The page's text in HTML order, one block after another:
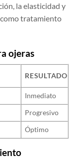
la elasticidad y
como tratamiento
ojeras
RESULTADO
Inmediato
Progresivo
Óptimo